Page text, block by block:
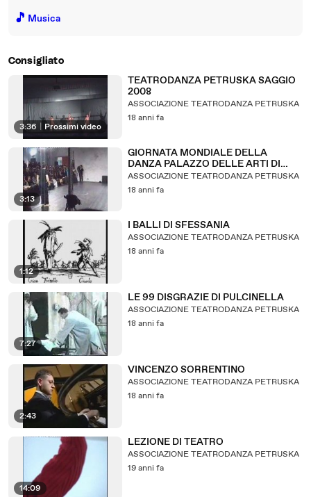
🎵 Musica
Consigliato
3:36 Prossimi video
TEATRODANZA PETRUSKA SAGGIO
2008
ASSOCIAZIONE TEATRODANZA PETRUSKA
18 anni fa
3:13
GIORNATA MONDIALE DELLA
DANZA PALAZZO DELLE ARTI DI
NAPOLI
ASSOCIAZIONE TEATRODANZA PETRUSKA
18 anni fa
1:12
I BALLI DI SFESSANIA
ASSOCIAZIONE TEATRODANZA PETRUSKA
18 anni fa
7:27
LE 99 DISGRAZIE DI PULCINELLA
ASSOCIAZIONE TEATRODANZA PETRUSKA
18 anni fa
2:43
VINCENZO SORRENTINO
ASSOCIAZIONE TEATRODANZA PETRUSKA
18 anni fa
14:09
LEZIONE DI TEATRO
ASSOCIAZIONE TEATRODANZA PETRUSKA
19 anni fa